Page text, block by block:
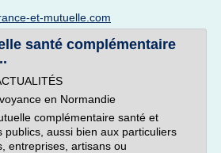
et-mutuelle.com
santé complémentaire
en Normandie
complémentaire santé et
publics, aussi bien aux particuliers
entreprises, artisans ou